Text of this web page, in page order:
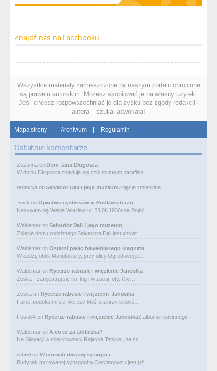
Znajdź nas na Facebooku
Wszystkie materiały zamieszczone na naszym portalu chronione
są prawem autorskim. Możesz skopiować je na własny użytek.
Jeśli chcesz rozpowszechniać je dla zysku bez zgody redakcji i
autora – szukaj adwokata!
Mapa strony | Archiwum | Regulamin
Ostatnie komentarze
Zuzanna on Dom Jana Długosza
W domu Długosza znajduje się dziś muzeum parafialn…
redakcja on Salvador Dali i jego muzeumZdjęcia zmienione.
~nick on Opactwo cystersów w Podklasztorzu
Nazywam się Wełpa Wiesław ur. 23 06 1936r na Podkl…
Waldemar on Salvador Dali i jego muzeum
Zdjęcie domu rodzinnego Salvadora Dali jest obcięt…
Waldemar on Ostatni pałac bawełnianego magnata
W Łodzi, obok Manufaktury, przy ulicy Ogrodowej je…
Waldemar on Rycerze-rabusie i więzienie Janosika
Zośka - zarejestruj się na flog i wrzucaj foty. Gw…
Zośka on Rycerze-rabusie i więzienie Janosika
Fajne, podoba mi się. Ale czy ktoś przejrzy kiedyś…
Fusia84 on Rycerze-rabusie i więzienie JanosikaZ albumu rodzinnego.
Waldemar on A co to za tabliczka?
Na Słowacji w miejscowości Rajecké Teplice , na śc…
robert on W murach dawnej synagogi
Budynek murowanej synagogi w Ciechanowcu jest już…